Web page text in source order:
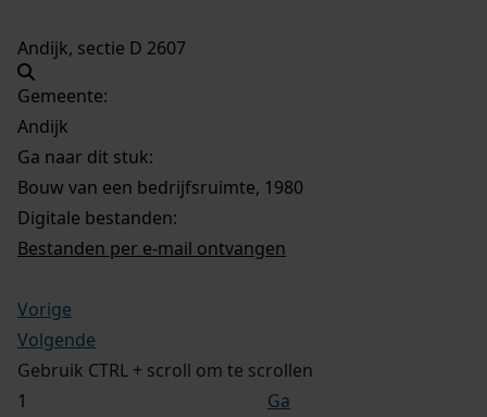
Andijk, sectie D 2607
Gemeente:
Andijk
Ga naar dit stuk:
Bouw van een bedrijfsruimte, 1980
Digitale bestanden:
Bestanden per e-mail ontvangen
Vorige
Volgende
Gebruik CTRL + scroll om te scrollen
Ga